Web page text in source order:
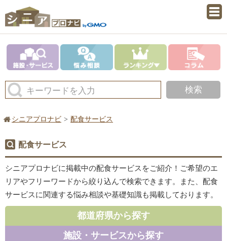
キーワードを入力 検索
シニアプロナビ 配食サービス
配食サービス
シニアプロナビに掲載中の配食サービスをご紹介！ご希望のエ
リアやフリーワードから絞り込んで検索できます。また、配食
サービスに関連する悩み相談や基礎知識も掲載しております。
都道府県から探す
施設・サービスから探す